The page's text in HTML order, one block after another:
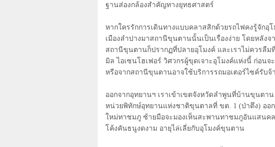
ฐานส่องกล้องสำคัญทางยุทธศาสตร์
หากใครรักการเดินทางแบบคลาสสิกด้วยรถไฟคงรู้จักอุ
เมืองลำปางมาสถานีขุนตานนั้นเป็นเรื่องง่าย โดยหลัง
สถานีขุนตานก็ปรากฏที่ปลายอุโมงค์ และเราไม่ควรลืม
มิล ไอเซนโฮเฟอร์ วิศวกรผู้ขุดเจาะอุโมงค์แห่งนี้ ก่อนจ
หรือจากสถานีขุนตานอาจใช้บริการรถมอเตอร์ไซค์รับจ้
ออกจากอุทยานฯ เราเข้าเขตจังหวัดลำพูนที่บ้านขุนตา
หน่วยพิทักษ์อุทยานแห่งชาติขุนตาลที่ ขต. 1 (ป่าตึง) ออ
ใหม่ทาชมภู ซ้ายมือจะมองเห็นสะพานทาชมภูอันแสนค
โค้งคันธนูงดงาม อายุไล่เลี่ยกับอุโมงค์ขุนตาน